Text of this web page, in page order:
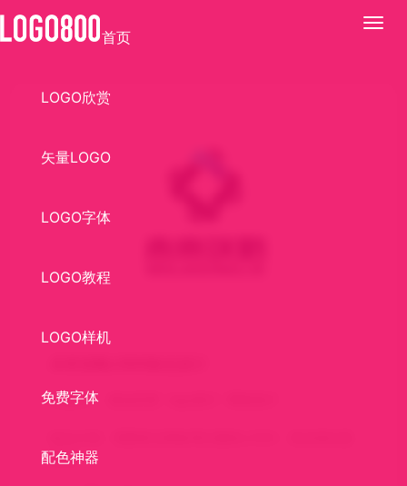
展
首页
LOGO欣赏
矢量LOGO
LOGO字体
LOGO教程
LOGO样机
免费字体
配色神器
关键词：
原创。